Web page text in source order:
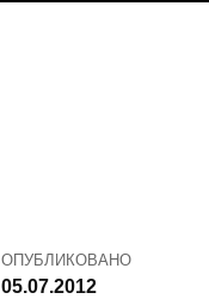
ОПУБЛИКОВАНО
05.07.2012